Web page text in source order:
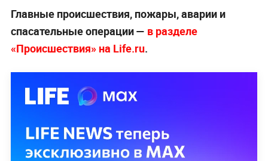
Главные происшествия, пожары, аварии и
спасательные операции — в разделе
«Происшествия» на Life.ru.